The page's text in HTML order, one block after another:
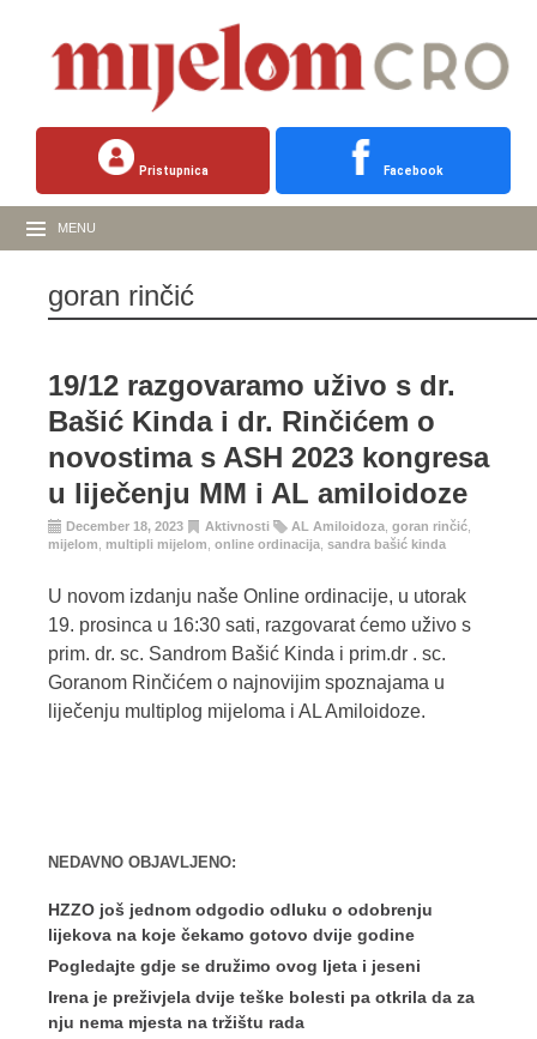
Pristupnica Facebook
MENU
goran rinčić
19/12 razgovaramo uživo s dr.
Bašić Kinda i dr. Rinčićem o
novostima s ASH 2023 kongresa
u liječenju MM i AL amiloidoze
December 18, 2023 Aktivnosti AL Amiloidoza goran rinčić
mijelom
multipli mijelom online ordinacija sandra bašić kinda
U novom izdanju naše Online ordinacije, u utorak
19. prosinca u 16:30 sati, razgovarat ćemo uživo s
prim. dr. sc. Sandrom Bašić Kinda i prim.dr . sc.
Goranom Rinčićem o najnovijim spoznajama u
liječenju multiplog mijeloma i AL Amiloidoze.
NEDAVNO OBJAVLJENO:
HZZO još jednom odgodio odluku o odobrenju
lijekova na koje čekamo gotovo dvije godine
Pogledajte gdje se družimo ovog ljeta i jeseni
Irena je preživjela dvije teške bolesti pa otkrila da za
nju nema mjesta na tržištu rada